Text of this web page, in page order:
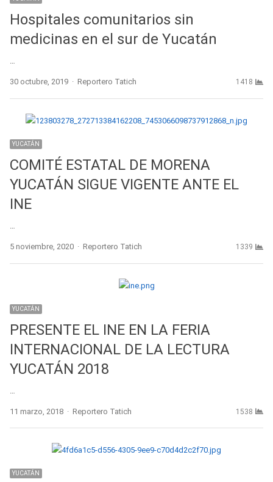
Hospitales comunitarios sin
medicinas en el sur de Yucatán
30 octubre, 2019 Author
Reportero Tatich 1418
YUCATÁN
COMITÉ ESTATAL DE MORENA
YUCATÁN SIGUE VIGENTE ANTE EL
INE
5 noviembre, 2020 Author
Reportero Tatich 1339
YUCATÁN
PRESENTE EL INE EN LA FERIA
INTERNACIONAL DE LA LECTURA
YUCATÁN 2018
11 marzo, 2018 Author
Reportero Tatich 1538
YUCATÁN